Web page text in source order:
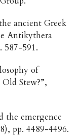
ancient Greek
Antikythera
587-591.
of
Stew?”,
the emergence
pp. 4489-4496.